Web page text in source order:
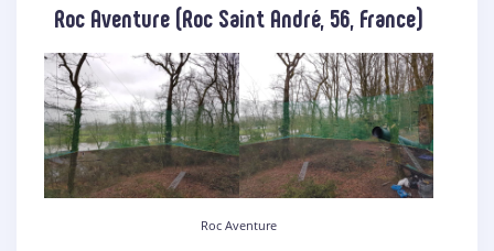
Roc Aventure (Roc Saint André, 56, France)
Roc Aventure